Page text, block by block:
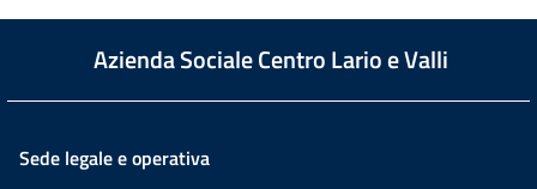
Azienda Sociale Centro Lario e Valli
Sede legale e operativa